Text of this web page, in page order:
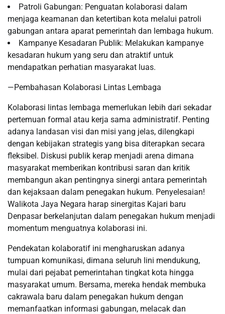
Patroli Gabungan: Penguatan kolaborasi dalam
menjaga keamanan dan ketertiban kota melalui patroli
gabungan antara aparat pemerintah dan lembaga hukum.
Kampanye Kesadaran Publik: Melakukan kampanye
kesadaran hukum yang seru dan atraktif untuk
mendapatkan perhatian masyarakat luas.
—Pembahasan Kolaborasi Lintas Lembaga
Kolaborasi lintas lembaga memerlukan lebih dari sekadar
pertemuan formal atau kerja sama administratif. Penting
adanya landasan visi dan misi yang jelas, dilengkapi
dengan kebijakan strategis yang bisa diterapkan secara
fleksibel. Diskusi publik kerap menjadi arena dimana
masyarakat memberikan kontribusi saran dan kritik
membangun akan pentingnya sinergi antara pemerintah
dan kejaksaan dalam penegakan hukum. Penyelesaian!
Walikota Jaya Negara harap sinergitas Kajari baru
Denpasar berkelanjutan dalam penegakan hukum menjadi
momentum menguatnya kolaborasi ini.
Pendekatan kolaboratif ini mengharuskan adanya
tumpuan komunikasi, dimana seluruh lini mendukung,
mulai dari pejabat pemerintahan tingkat kota hingga
masyarakat umum. Bersama, mereka hendak membuka
cakrawala baru dalam penegakan hukum dengan
memanfaatkan informasi gabungan, melacak dan